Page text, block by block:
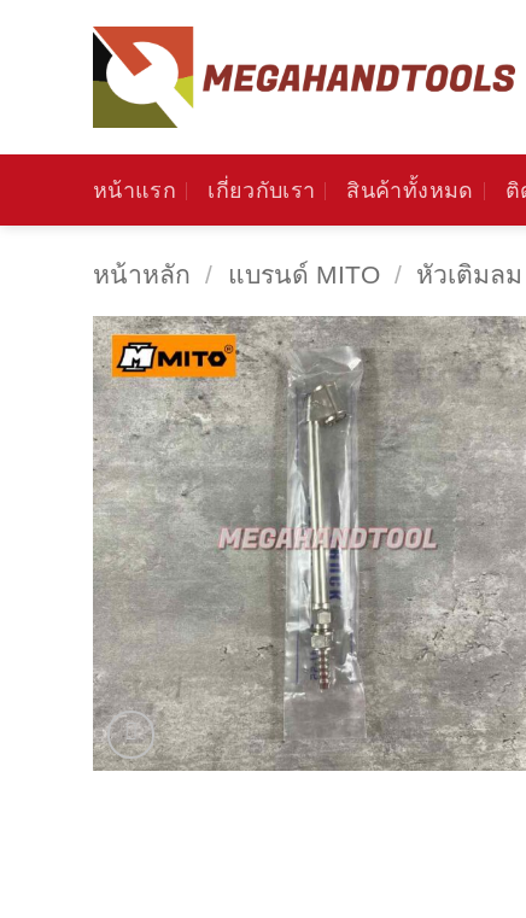
หน้าแรก เกี่ยวกับเรา สินค้าทั้งหมด ติ
หน้าหลัก / แบรนด์ MITO / หัวเติมลม